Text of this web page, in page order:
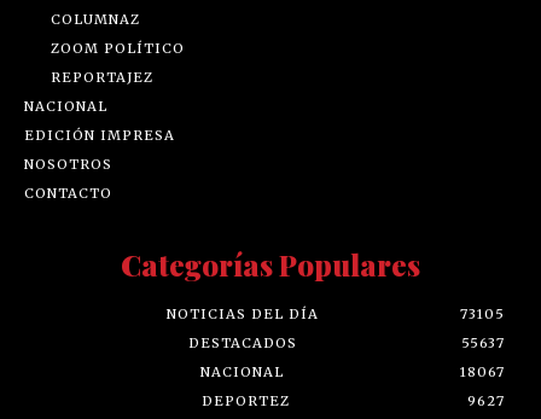
COLUMNAZ
ZOOM POLÍTICO
REPORTAJEZ
NACIONAL
EDICIÓN IMPRESA
NOSOTROS
CONTACTO
Categorías Populares
NOTICIAS DEL DÍA
73105
DESTACADOS
55637
NACIONAL
18067
DEPORTEZ
9627